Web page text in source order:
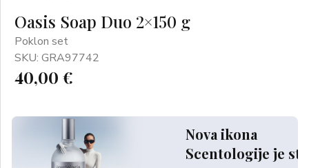
Oasis Soap Duo 2×150 g
Poklon set
SKU: GRA97742
40,00 €
Nova ikona
Scentologije je